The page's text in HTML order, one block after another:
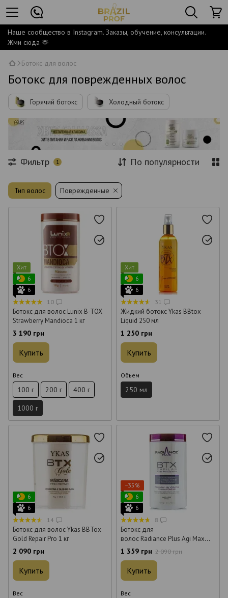
Наше сообщество в Instagram. Заказы, обучение, консультации.
Жми сюда 🫶
Ботокс для волос
Ботокс для поврежденных волос
Горячий ботокс Холодный ботокс
Фильтр 1 По популярности
Тип волос Поврежденные
Хит
6
6
10
Ботокс для волос Lunix B-TOX
Strawberry Mandioca 1 кг
3 190 грн
Купить
Вес
100 г 200 г
400 г
1000 г
Хит
6
6
31
Жидкий ботокс Ykas BBtox
Liquid 250 мл
1 250 грн
Купить
Объем
250 мл
6
6
14
Ботокс для волос Ykas BBTox
Gold Repair Pro 1 кг
2 090 грн
Купить
Вес
−35%
6
6
8
Ботокс для
волос Radiance Plus Agi Max
BTX Capilar 900 г
1 359 грн 2 090 грн
Купить
Вес